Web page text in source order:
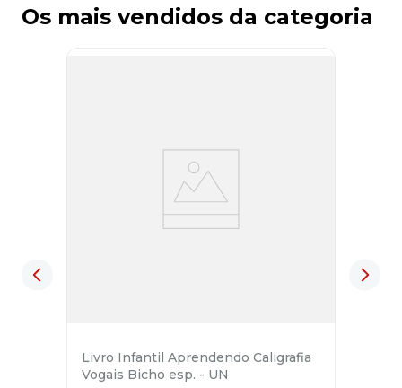
Os mais vendidos da categoria
Livro Infantil Aprendendo Caligrafia
Vogais Bicho esp. - UN